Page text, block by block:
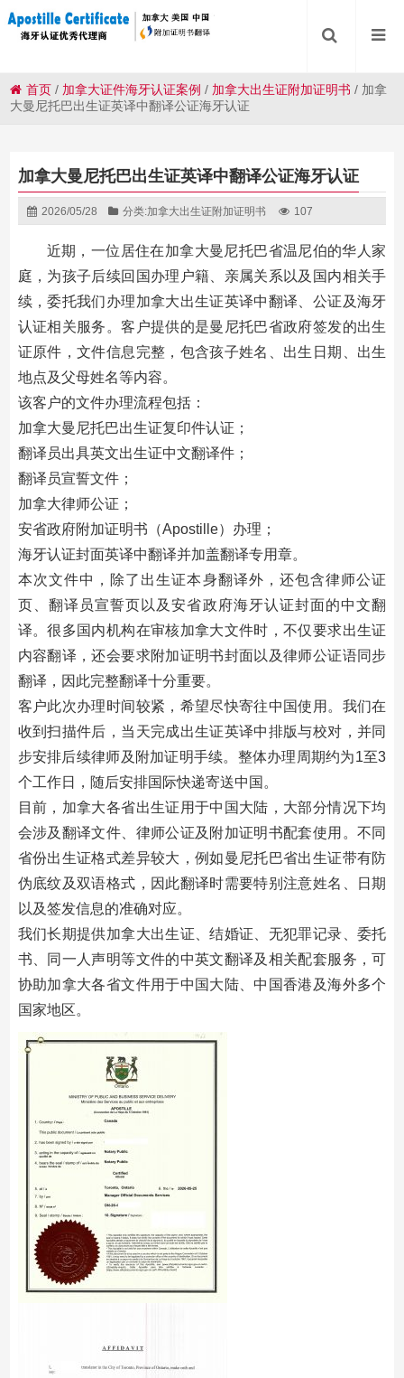
首页 / 加拿大证件海牙认证案例 / 加拿大出生证附加证明书 / 加拿
大曼尼托巴出生证英译中翻译公证海牙认证
加拿大曼尼托巴出生证英译中翻译公证海牙认证
2026/05/28 分类:加拿大出生证附加证明书 107
近期，一位居住在加拿大曼尼托巴省温尼伯的华人家
庭，为孩子后续回国办理户籍、亲属关系以及国内相关手
续，委托我们办理加拿大出生证英译中翻译、公证及海牙
认证相关服务。客户提供的是曼尼托巴省政府签发的出生
证原件，文件信息完整，包含孩子姓名、出生日期、出生
地点及父母姓名等内容。
该客户的文件办理流程包括：
加拿大曼尼托巴出生证复印件认证；
翻译员出具英文出生证中文翻译件；
翻译员宣誓文件；
加拿大律师公证；
安省政府附加证明书（Apostille）办理；
海牙认证封面英译中翻译并加盖翻译专用章。
本次文件中，除了出生证本身翻译外，还包含律师公证
页、翻译员宣誓页以及安省政府海牙认证封面的中文翻
译。很多国内机构在审核加拿大文件时，不仅要求出生证
内容翻译，还会要求附加证明书封面以及律师公证语同步
翻译，因此完整翻译十分重要。
客户此次办理时间较紧，希望尽快寄往中国使用。我们在
收到扫描件后，当天完成出生证英译中排版与校对，并同
步安排后续律师及附加证明手续。整体办理周期约为1至3
个工作日，随后安排国际快递寄送中国。
目前，加拿大各省出生证用于中国大陆，大部分情况下均
会涉及翻译文件、律师公证及附加证明书配套使用。不同
省份出生证格式差异较大，例如曼尼托巴省出生证带有防
伪底纹及双语格式，因此翻译时需要特别注意姓名、日期
以及签发信息的准确对应。
我们长期提供加拿大出生证、结婚证、无犯罪记录、委托
书、同一人声明等文件的中英文翻译及相关配套服务，可
协助加拿大各省文件用于中国大陆、中国香港及海外多个
国家地区。